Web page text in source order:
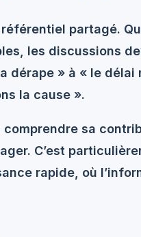
partagé.
les discussions
dérape » à « le
la cause ».
sa
C’est
rapide, où